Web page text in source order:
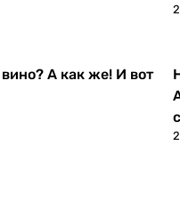
А как же! И вот